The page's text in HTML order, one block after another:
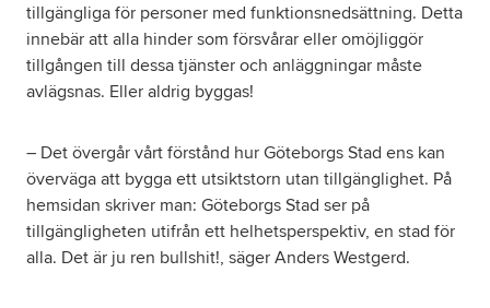
tillgängliga för personer med funktionsnedsättning. Detta
innebär att alla hinder som försvårar eller omöjliggör
tillgången till dessa tjänster och anläggningar måste
avlägsnas. Eller aldrig byggas!
– Det övergår vårt förstånd hur Göteborgs Stad ens kan
överväga att bygga ett utsiktstorn utan tillgänglighet. På
hemsidan skriver man: Göteborgs Stad ser på
tillgängligheten utifrån ett helhetsperspektiv, en stad för
alla. Det är ju ren bullshit!, säger Anders Westgerd.